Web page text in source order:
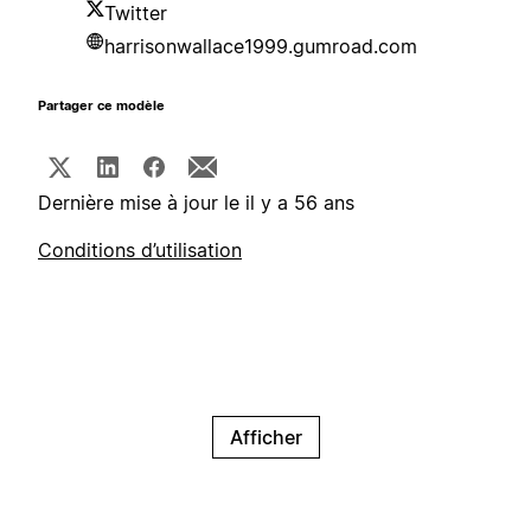
Twitter
harrisonwallace1999.gumroad.com
Partager ce modèle
Dernière mise à jour le il y a 56 ans
Conditions d’utilisation
Afficher